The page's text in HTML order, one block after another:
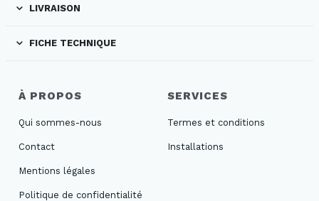
LIVRAISON
FICHE TECHNIQUE
À PROPOS
Qui sommes-nous
Contact
Mentions légales
Politique de confidentialité
SERVICES
Termes et conditions
Installations